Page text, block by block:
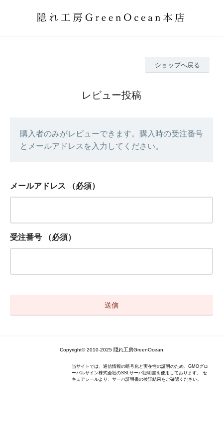
ショップへ戻る
レビュー投稿
購入者のみがレビューできます。購入時の受注番号
とメールアドレスを入力してください。
メールアドレス （必須）
受注番号 （必須）
Copyright© 2010-2025 隠れ工房GreenOcean
当サイトでは、通信情報の暗号化と実在性の証明のため、GMOグロ
ーバルサイン株式会社のSSLサーバ証明書を使用しております。 セ
キュアシールより、サーバ証明書の検証結果をご確認ください。